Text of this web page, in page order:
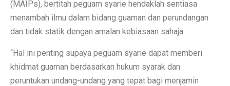
(MAIPs), bertitah peguam syarie hendaklah sentiasa
menambah ilmu dalam bidang guaman dan perundangan
dan tidak statik dengan amalan kebiasaan sahaja.
“Hal ini penting supaya peguam syarie dapat memberi
khidmat guaman berdasarkan hukum syarak dan
peruntukan undang-undang yang tepat bagi menjamin